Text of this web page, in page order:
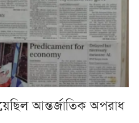
আন্তর্জাতিক অপরাধ